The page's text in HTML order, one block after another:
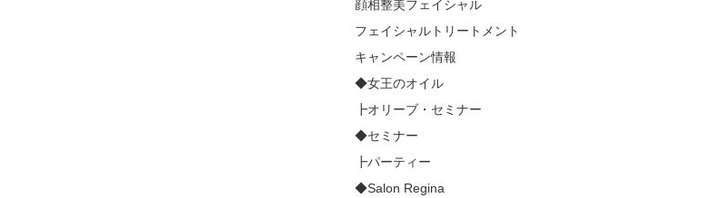
顔相整美フェイシャル
フェイシャルトリートメント
キャンペーン情報
◆女王のオイル
┣オリーブ・セミナー
◆セミナー
┣パーティー
◆Salon Regina